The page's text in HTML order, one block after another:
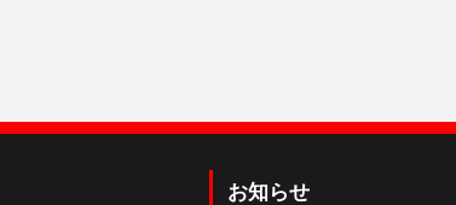
お知らせ